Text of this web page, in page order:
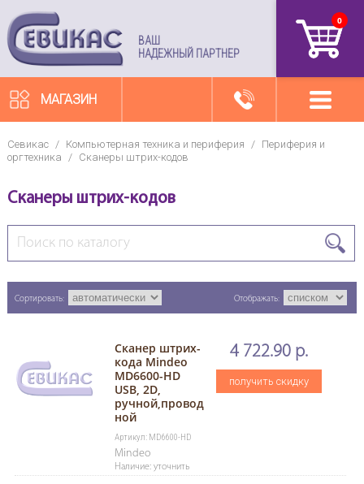
ВАШ
НАДЕЖНЫЙ ПАРТНЕР
0
МАГАЗИН
Севикас / Компьютерная техника и периферия /
Периферия и
оргтехника / Сканеры штрих-кодов
Сканеры штрих-кодов
Сортировать: Отображать:
Сканер штрих-
кода Mindeo
MD6600-HD
USB, 2D,
ручной,провод
ной
Артикул: MD6600-HD
Mindeo
Наличие: уточнить
4 722.90 р.
получить скидку